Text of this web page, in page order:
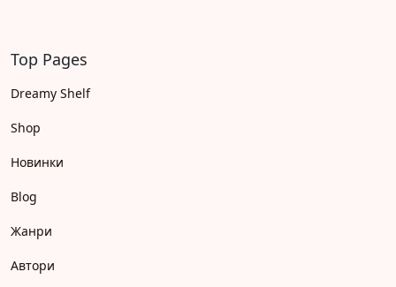
Top Pages
Dreamy Shelf
Shop
Новинки
Blog
Жанри
Автори